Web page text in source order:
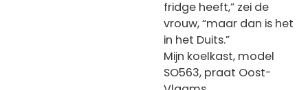
fridge heeft,” zei de
vrouw, “maar dan is het
in het Duits.”
Mijn koelkast, model
SO563, praat Oost-